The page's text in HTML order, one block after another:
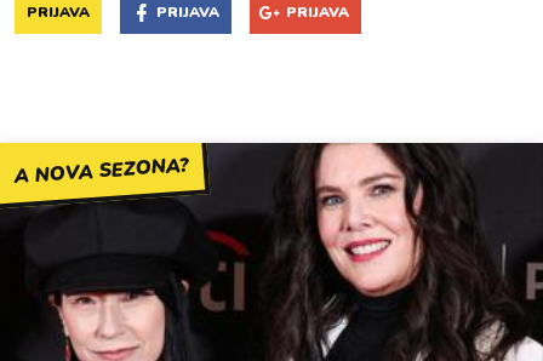
PRIJAVA PRIJAVA PRIJAVA
A NOVA SEZONA?